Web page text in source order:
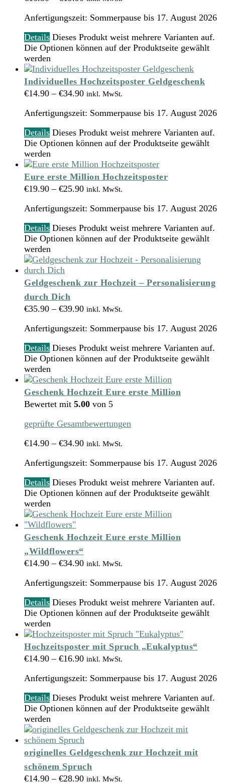
Anfertigungszeit: Sommerpause bis 17. August 2026
Details Dieses Produkt weist mehrere Varianten auf.
Die Optionen können auf der Produktseite gewählt
werden
Individuelles Hochzeitsposter Geldgeschenk
€14.90 – €34.90 inkl. MwSt.
Anfertigungszeit: Sommerpause bis 17. August 2026
Details Dieses Produkt weist mehrere Varianten auf.
Die Optionen können auf der Produktseite gewählt
werden
Eure erste Million Hochzeitsposter
€19.90 – €25.90 inkl. MwSt.
Anfertigungszeit: Sommerpause bis 17. August 2026
Details Dieses Produkt weist mehrere Varianten auf.
Die Optionen können auf der Produktseite gewählt
werden
Geldgeschenk zur Hochzeit – Personalisierung
durch Dich
€35.90 – €39.90 inkl. MwSt.
Anfertigungszeit: Sommerpause bis 17. August 2026
Details Dieses Produkt weist mehrere Varianten auf.
Die Optionen können auf der Produktseite gewählt
werden
Geschenk Hochzeit Eure erste Million
Bewertet mit 5.00 von 5
geprüfte Gesamtbewertungen
€14.90 – €34.90 inkl. MwSt.
Anfertigungszeit: Sommerpause bis 17. August 2026
Details Dieses Produkt weist mehrere Varianten auf.
Die Optionen können auf der Produktseite gewählt
werden
Geschenk Hochzeit Eure erste Million
„Wildflowers“
€14.90 – €34.90 inkl. MwSt.
Anfertigungszeit: Sommerpause bis 17. August 2026
Details Dieses Produkt weist mehrere Varianten auf.
Die Optionen können auf der Produktseite gewählt
werden
Hochzeitsposter mit Spruch „Eukalyptus“
€14.90 – €16.90 inkl. MwSt.
Anfertigungszeit: Sommerpause bis 17. August 2026
Details Dieses Produkt weist mehrere Varianten auf.
Die Optionen können auf der Produktseite gewählt
werden
originelles Geldgeschenk zur Hochzeit mit
schönem Spruch
€14.90 – €28.90 inkl. MwSt.